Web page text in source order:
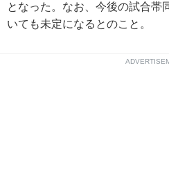
となった。なお、今後の試合帯
いても未定になるとのこと。